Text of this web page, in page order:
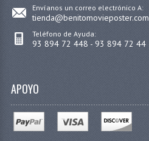
Envíanos un correo electrónico A:
tienda@benitomovieposter.com
Teléfono de Ayuda:
93 894 72 448 - 93 894 72 44
APOYO